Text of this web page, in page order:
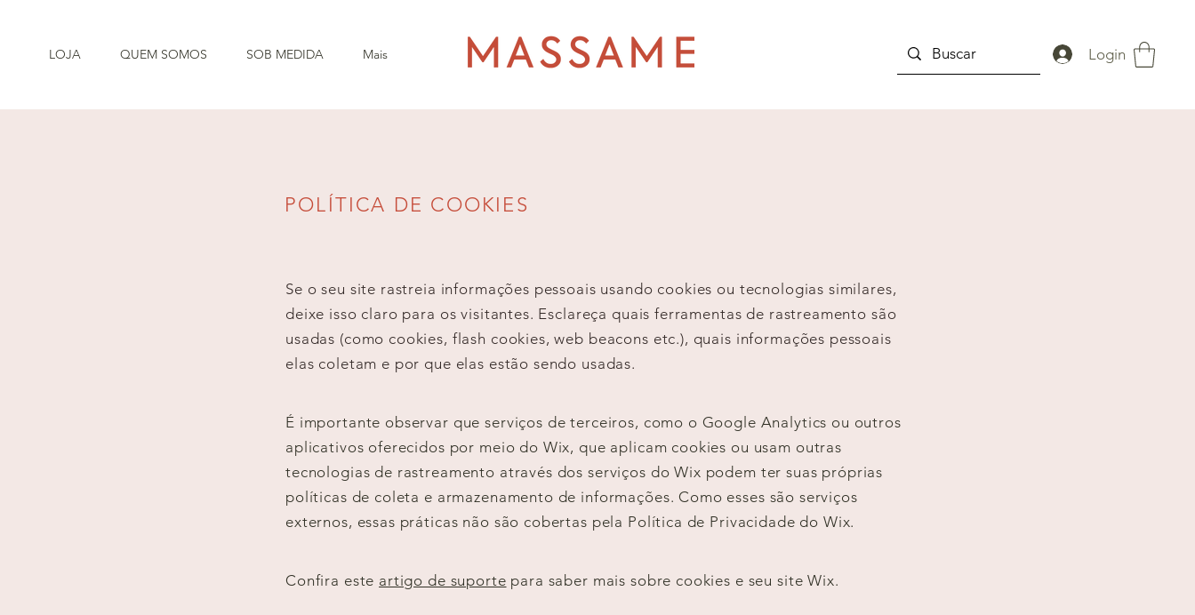
LOJA QUEM SOMOS SOB MEDIDA Mais Login
POLÍTICA DE COOKIES
Se o seu site rastreia informações pessoais usando cookies ou tecnologias similares,
deixe isso claro para os visitantes. Esclareça quais ferramentas de rastreamento são
usadas (como cookies, flash cookies, web beacons etc.), quais informações pessoais
elas coletam e por que elas estão sendo usadas.
É importante observar que serviços de terceiros, como o Google Analytics ou outros
aplicativos oferecidos por meio do Wix, que aplicam cookies ou usam outras
tecnologias de rastreamento através dos serviços do Wix podem ter suas próprias
políticas de coleta e armazenamento de informações. Como esses são serviços
externos, essas práticas não são cobertas pela Política de Privacidade do Wix.
Confira este artigo de suporte para saber mais sobre cookies e seu site Wix.